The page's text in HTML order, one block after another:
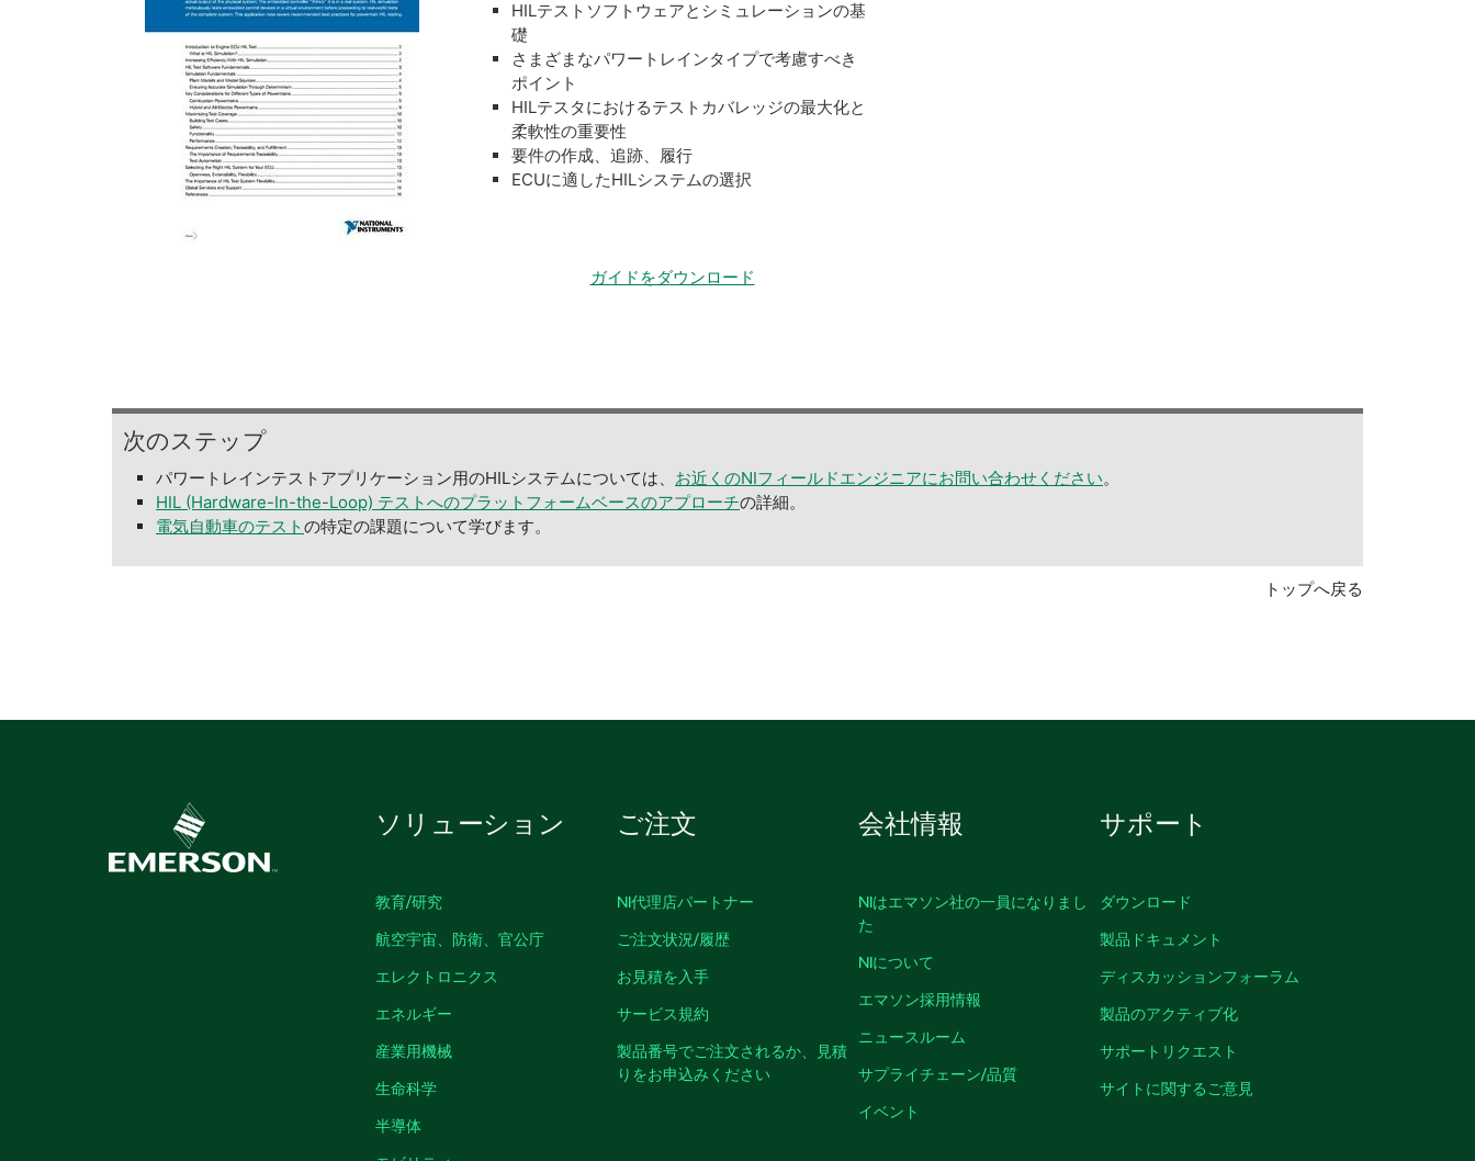
HILテストソフトウェアとシミュレーションの基
礎
さまざまなパワートレインタイプで考慮すべき
ポイント
HILテスタにおけるテストカバレッジの最大化と
柔軟性の重要性
要件の作成、追跡、履行
ECUに適したHILシステムの選択
ガイドをダウンロード
次のステップ
パワートレインテストアプリケーション用のHILシステムについては、 お近くのNIフィールドエンジニアにお問い合わせください。
HIL (Hardware-In-the-Loop) テストへのプラットフォームベースのアプローチの詳細。
電気自動車のテストの特定の課題について学びます。
トップへ戻る
ソリューション
教育/研究
航空宇宙、防衛、官公庁
エレクトロニクス
エネルギー
産業用機械
生命科学
半導体
ご注文
NI代理店パートナー
ご注文状況/履歴
お見積を入手
サービス規約
製品番号でご注文されるか、見積
りをお申込みください
会社情報
NIはエマソン社の一員になりまし
た
NIについて
エマソン採用情報
ニュースルーム
サプライチェーン/品質
イベント
サポート
ダウンロード
製品ドキュメント
ディスカッションフォーラム
製品のアクティブ化
サポートリクエスト
サイトに関するご意見